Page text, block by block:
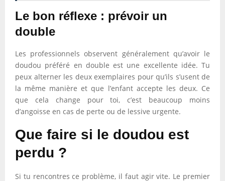
Le bon réflexe : prévoir un
double
Les professionnels observent généralement qu’avoir le
doudou préféré en double est une excellente idée. Tu
peux alterner les deux exemplaires pour qu’ils s’usent de
la même manière et que l’enfant accepte les deux. Ce
que cela change pour toi, c’est beaucoup moins
d’angoisse en cas de perte ou de lessive urgente.
Que faire si le doudou est
perdu ?
Si tu rencontres ce problème, il faut agir vite. Le premier